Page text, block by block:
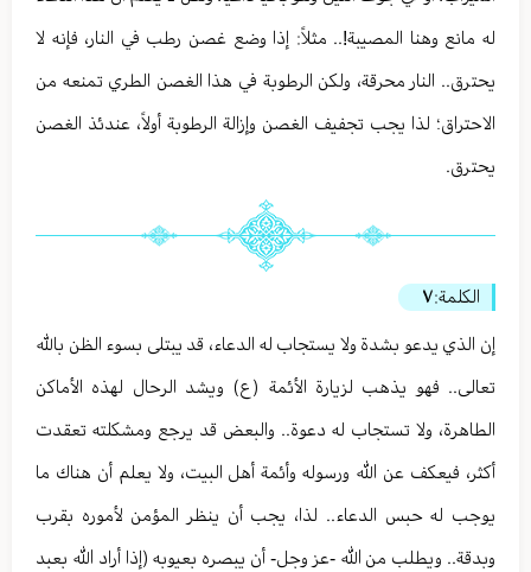
له مانع وهنا المصيبة!.. مثلاً: إذا وضع غصن رطب في النار، فإنه لا
يحترق.. النار محرقة، ولكن الرطوبة في هذا الغصن الطري تمنعه من
الاحتراق؛ لذا يجب تجفيف الغصن وإزالة الرطوبة أولاً، عندئذ الغصن
يحترق.
الكلمة:٧
إن الذي يدعو بشدة ولا يستجاب له الدعاء، قد يبتلى بسوء الظن بالله
تعالى.. فهو يذهب لزيارة الأئمة (ع) ويشد الرحال لهذه الأماكن
الطاهرة، ولا تستجاب له دعوة.. والبعض قد يرجع ومشكلته تعقدت
أكثر، فيعكف عن الله ورسوله وأئمة أهل البيت، ولا يعلم أن هناك ما
يوجب له حبس الدعاء.. لذا، يجب أن ينظر المؤمن لأموره بقرب
وبدقة.. ويطلب من الله -عز وجل- أن يبصره بعيوبه (إذا أراد الله بعبد